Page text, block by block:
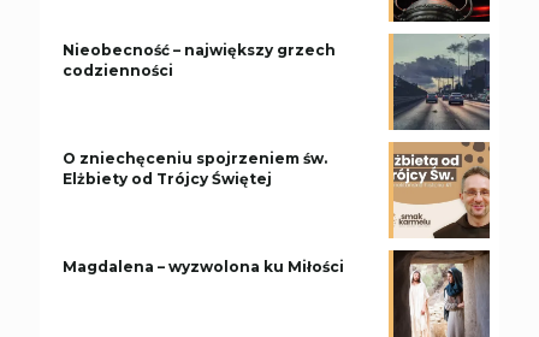
Nieobecność – największy grzech
codzienności
O zniechęceniu spojrzeniem św.
Elżbiety od Trójcy Świętej
Magdalena – wyzwolona ku Miłości